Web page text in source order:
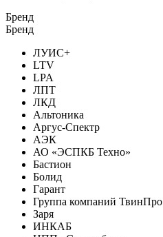
Бренд
Бренд
ЛУИС+
LTV
LPA
ЛПТ
ЛКД
Альтоника
Аргус-Спектр
АЭК
АО «ЭСПКБ Техно»
Бастион
Болид
Гарант
Группа компаний ТвинПро
Заря
ИНКАБ